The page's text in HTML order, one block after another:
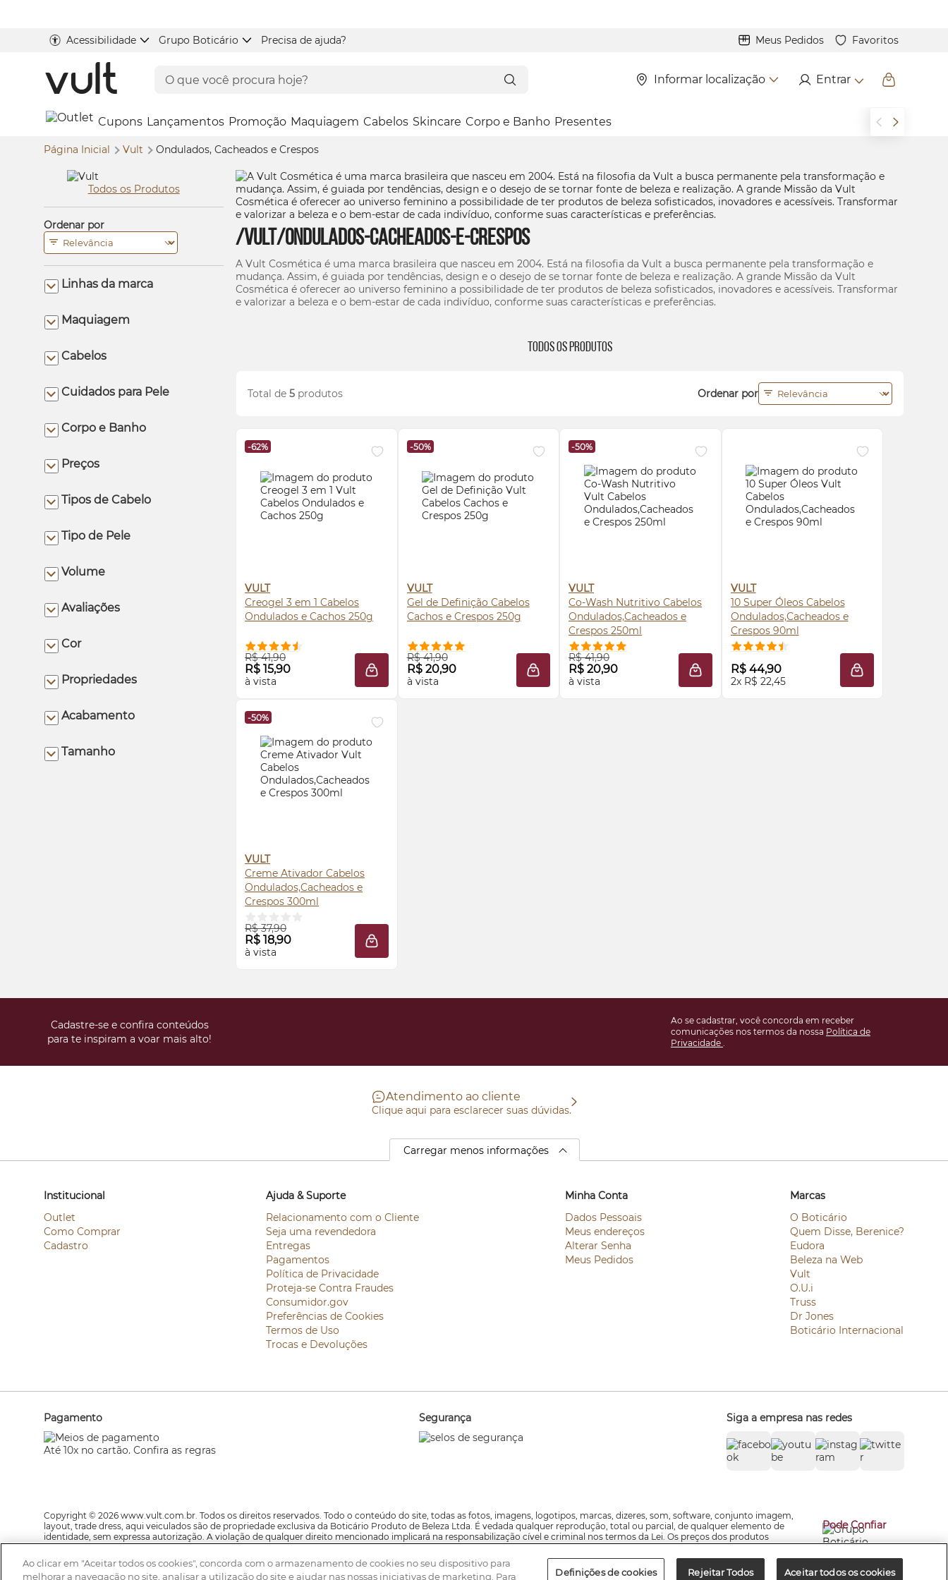
Acessibilidade Grupo Boticário Precisa de ajuda? Meus Pedidos Favoritos
Informar localização Entrar
Cupons Lançamentos Promoção Maquiagem Cabelos Skincare Corpo e Banho Presentes
Página Inicial Vult Ondulados, Cacheados e Crespos
/vult/ondulados-cacheados-e-crespos
A Vult Cosmética é uma marca brasileira que nasceu em 2004. Está na filosofia da Vult a busca permanente pela transformação e
mudança. Assim, é guiada por tendências, design e o desejo de se tornar fonte de beleza e realização. A grande Missão da Vult
Cosmética é oferecer ao universo feminino a possibilidade de ter produtos de beleza sofisticados, inovadores e acessíveis. Transformar
e valorizar a beleza e o bem-estar de cada indivíduo, conforme suas características e preferências.
Todos os Produtos
Total de5 produtos Ordenar por
-62%
VULT
Creogel 3 em 1 Cabelos
Ondulados e Cachos 250g
R$ 41,90
R$ 15,90
à vista
COMPRE AGORA ❯
ADICIONAR À SACOLA
-50%
VULT
Gel de Definição Cabelos
Cachos e Crespos 250g
R$ 41,90
R$ 20,90
à vista
COMPRE AGORA ❯
ADICIONAR À SACOLA
-50%
VULT
Co-Wash Nutritivo Cabelos
Ondulados,Cacheados e
Crespos 250ml
R$ 41,90
R$ 20,90
à vista
COMPRE AGORA ❯
ADICIONAR À SACOLA
VULT
10 Super Óleos Cabelos
Ondulados,Cacheados e
Crespos 90ml
R$ 44,90
2x R$ 22,45
COMPRE AGORA ❯
ADICIONAR À
-50%
VULT
Creme Ativador Cabelos
Ondulados,Cacheados e
Crespos 300ml
R$ 37,90
R$ 18,90
à vista
COMPRE AGORA ❯
ADICIONAR À SACOLA
Todos os Produtos
Ordenar por
Linhas da marca
Maquiagem
Cabelos
Cuidados para Pele
Corpo e Banho
Preços
Tipos de Cabelo
Tipo de Pele
Volume
Avaliações
Cor
Propriedades
Acabamento
Tamanho
Cadastre-se e confira conteúdos
para te inspiram a voar mais alto!
Ao se cadastrar, você concorda em receber
comunicações nos termos da nossa Política de
Privacidade .
Atendimento ao cliente
Clique aqui para esclarecer suas dúvidas.
Carregar menos informações
Institucional
Outlet
Como Comprar
Cadastro
Ajuda & Suporte
Relacionamento com o Cliente
Seja uma revendedora
Entregas
Pagamentos
Política de Privacidade
Proteja-se Contra Fraudes
Consumidor.gov
Preferências de Cookies
Termos de Uso
Trocas e Devoluções
Minha Conta
Dados Pessoais
Meus endereços
Alterar Senha
Meus Pedidos
Marcas
O Boticário
Quem Disse, Berenice?
Eudora
Beleza na Web
Vult
O.U.i
Truss
Dr Jones
Boticário Internacional
Pagamento
Até 10x no cartão. Confira as regras
Segurança Siga a empresa nas redes
Copyright © 2026 www.vult.com.br. Todos os direitos reservados. Todo o conteúdo do site, todas as fotos, imagens, logotipos, marcas, dizeres, som, software, conjunto imagem,
layout, trade dress, aqui veiculados são de propriedade exclusiva da Boticário Produto de Beleza Ltda. É vedada qualquer reprodução, total ou parcial, de qualquer elemento de
identidade, sem expressa autorização. A violação de qualquer direito mencionado implicará na responsabilização cível e criminal nos termos da Lei. Os preços dos produtos
estão sujeitos a alteração sem aviso prévio.
A Vult se reserva o direito de corrigir qualquer possível erro de digitação ou gráfico e caso haja divergências entre os valores ofertados nos e-mails promocionais e valores do site,
Pode Confiar
Ao clicar em "Aceitar todos os cookies", concorda com o armazenamento de cookies no seu dispositivo para
melhorar a navegação no site, analisar a utilização do site e ajudar nas nossas iniciativas de marketing. Para
Definições de cookies Rejeitar Todos Aceitar todos os cookies